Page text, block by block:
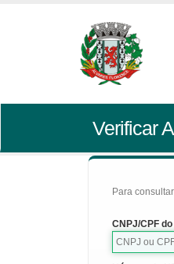
Verificar
Para
CNPJ/CPF